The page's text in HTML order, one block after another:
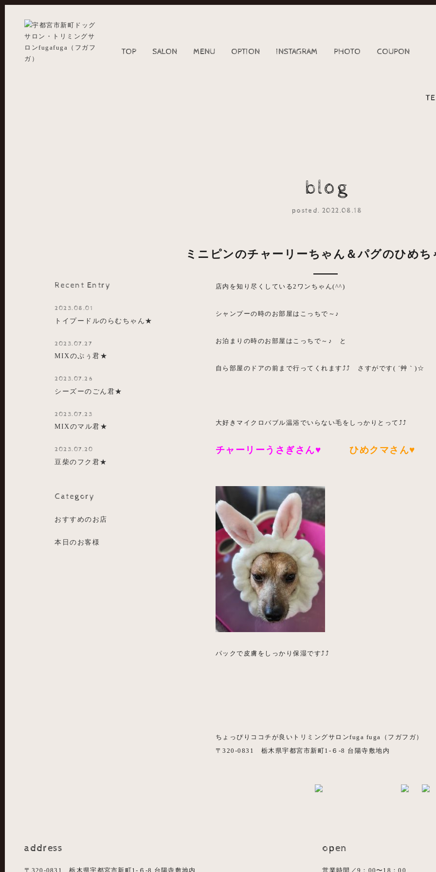
TOP SALON MENU OPTION INSTAGRAM PHOTO COUPON
blog
posted. 2022.08.18
ミニピンのチャーリーちゃん＆パグのひめ
店内を知り尽くしている2ワンちゃん(^^)
シャンプーの時のお部屋はこっちで～♪
お泊まりの時のお部屋はこっちで～♪ と
自ら部屋のドアの前まで行ってくれます⤴⤴ さすがです( ´艸｀)☆
大好きマイクロバブル温浴でいらない毛をしっかりとって⤴⤴
チャーリーうさぎさん♥ ひめクマさん♥
パックで皮膚をしっかり保湿です⤴⤴
ちょっぴりココチが良いトリミングサロンfuga fuga（フガフガ）
〒320-0831 栃木県宇都宮市新町1-６-8 台陽寺敷地内
Recent Entry
2023.08.01
トイプードルのらむちゃん★
2023.07.27
MIXのぷぅ君★
2023.07.26
シーズーのごん君★
2023.07.23
MIXのマル君★
2023.07.20
豆柴のフク君★
Category
おすすめのお店
本日のお客様
address
〒320-0831 栃木県宇都宮市新町1-６-8 台陽寺敷地内
open
営業時間／9：00〜18：00